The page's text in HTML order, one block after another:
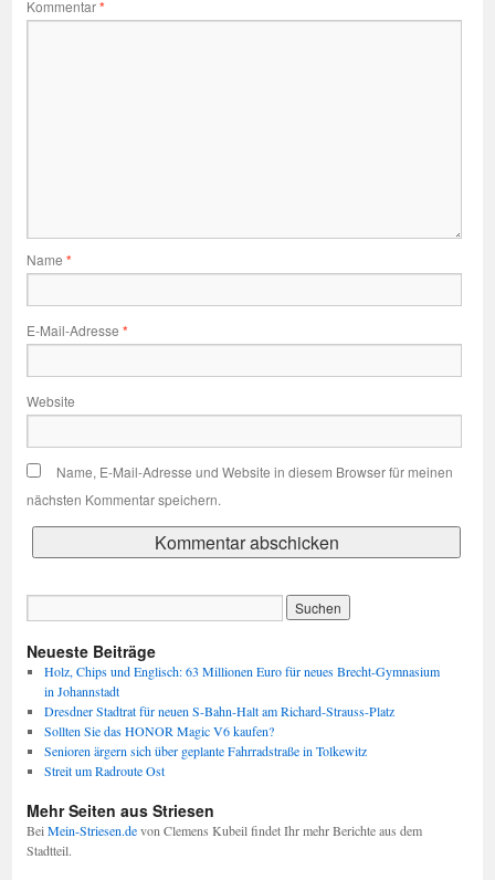
Kommentar*
Name *
E-Mail-Adresse *
Website
Name, E-Mail-Adresse und Website in diesem Browser für meinen
nächsten Kommentar speichern.
Neueste Beiträge
Holz, Chips und Englisch: 63 Millionen Euro für neues Brecht-Gymnasium
in Johannstadt
Dresdner Stadtrat für neuen S-Bahn-Halt am Richard-Strauss-Platz
Sollten Sie das HONOR Magic V6 kaufen?
Senioren ärgern sich über geplante Fahrradstraße in Tolkewitz
Streit um Radroute Ost
Mehr Seiten aus Striesen
BeiMein-Striesen.devon Clemens Kubeil findet Ihr mehr Berichte aus dem
Stadtteil.